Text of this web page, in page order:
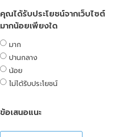
คุณได้รับประโยชน์จากเว็บไซต์
มากน้อยเพียงใด
มาก
ปานกลาง
น้อย
ไม่ได้รับประโยชน์
ข้อเสนอแนะ